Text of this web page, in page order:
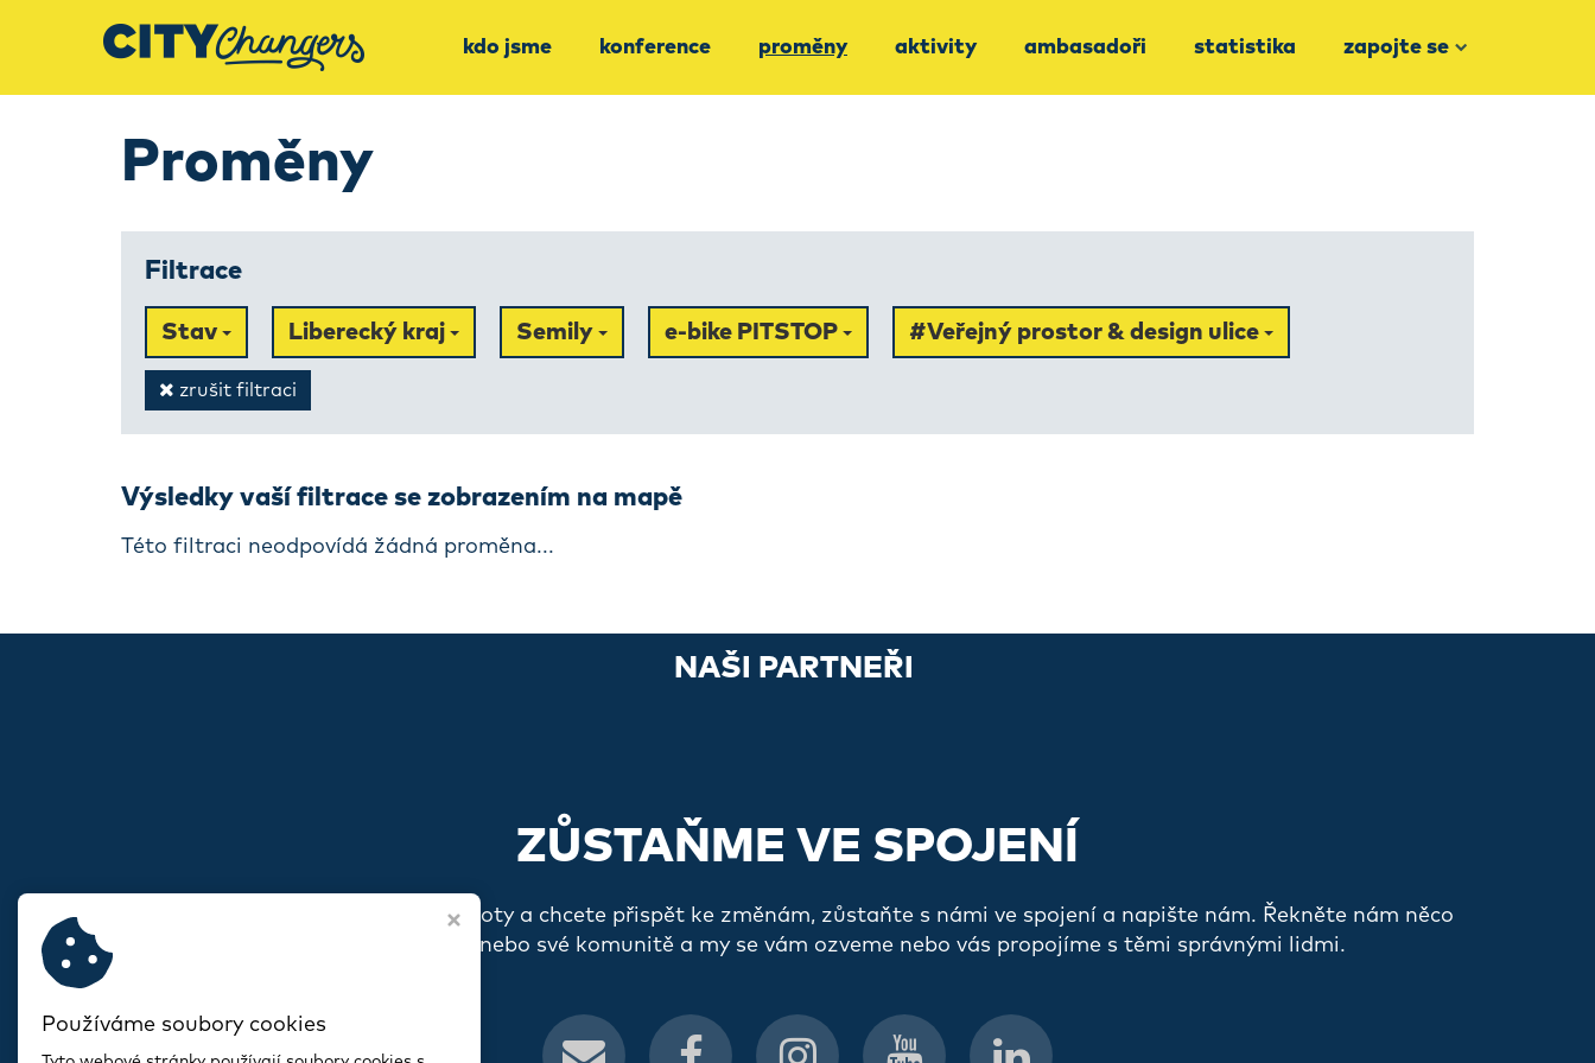
kdo jsme konference proměny aktivity ambasadoři statistika zapojte se
Proměny
Filtrace
Stav Liberecký kraj Semily e-bike PITSTOP #Veřejný prostor & design ulice
zrušit filtraci
Výsledky vaší filtrace se zobrazením na mapě
Této filtraci neodpovídá žádná proměna...
NAŠI PARTNEŘI
ZŮSTAŇME VE SPOJENÍ
Pokud s vámi rezonují naše hodnoty a chcete přispět ke změnám, zůstaňte s námi ve spojení a napište nám. Řekněte nám něco
o sobě, o svém spolku nebo své komunitě a my se vám ozveme nebo vás propojíme s těmi správnými lidmi.
Používáme soubory cookies